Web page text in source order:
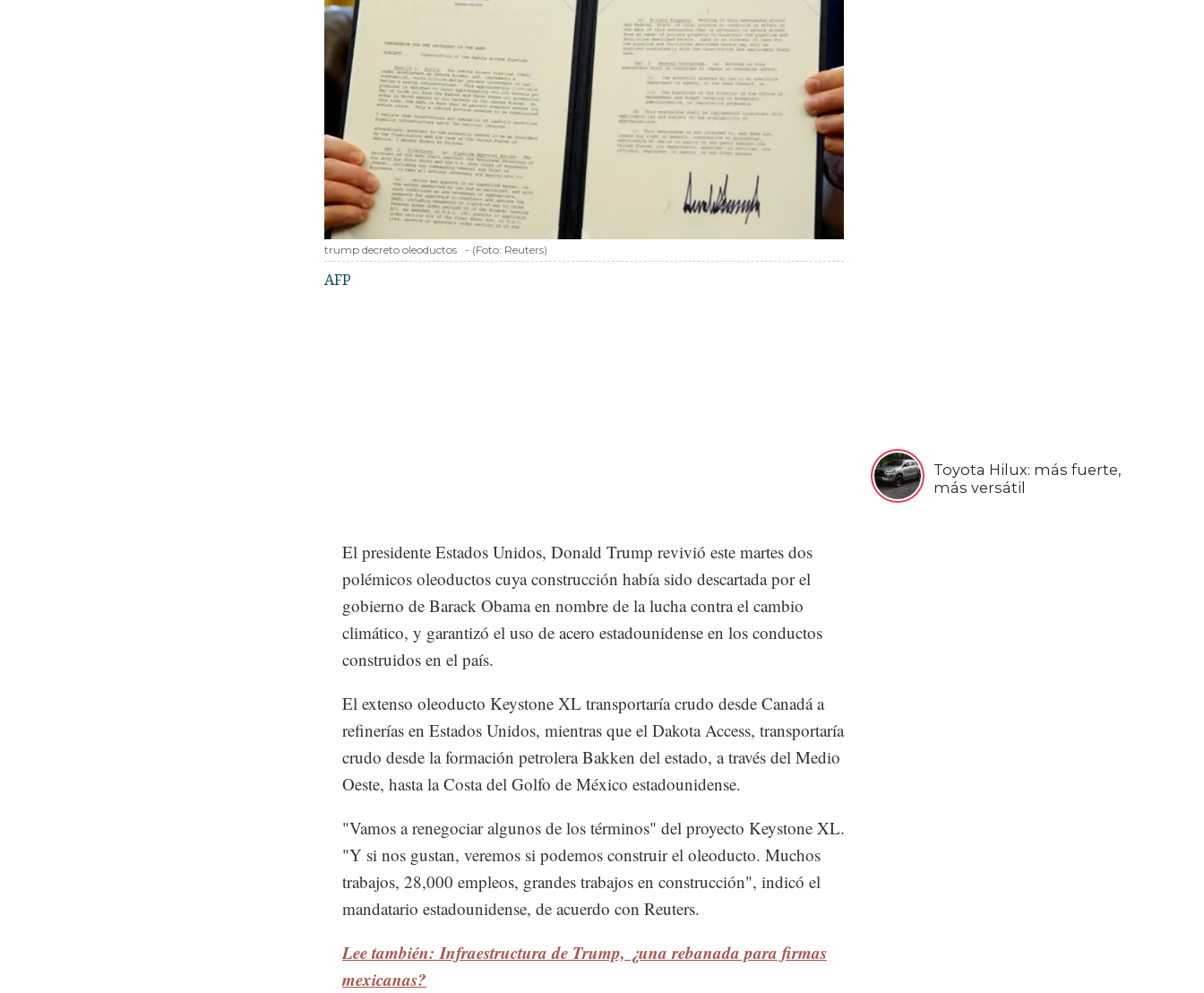
Toyota Hilux: más fuerte,
más versátil
trump decreto oleoductos - (Foto: Reuters)
AFP
El presidente Estados Unidos, Donald Trump revivió este martes dos
polémicos oleoductos cuya construcción había sido descartada por el
gobierno de Barack Obama en nombre de la lucha contra el cambio
climático, y garantizó el uso de acero estadounidense en los conductos
construidos en el país.
El extenso oleoducto Keystone XL transportaría crudo desde Canadá a
refinerías en Estados Unidos, mientras que el Dakota Access, transportaría
crudo desde la formación petrolera Bakken del estado, a través del Medio
Oeste, hasta la Costa del Golfo de México estadounidense.
"Vamos a renegociar algunos de los términos" del proyecto Keystone XL.
"Y si nos gustan, veremos si podemos construir el oleoducto. Muchos
trabajos, 28,000 empleos, grandes trabajos en construcción", indicó el
mandatario estadounidense, de acuerdo con Reuters.
Lee también: Infraestructura de Trump, ¿una rebanada para firmas
mexicanas?